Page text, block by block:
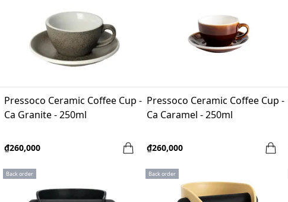
Pressoco Ceramic Coffee Cup -
Ca Granite - 250ml
₫260,000
Pressoco Ceramic Coffee Cup -
Ca Caramel - 250ml
₫260,000
Back order Back order